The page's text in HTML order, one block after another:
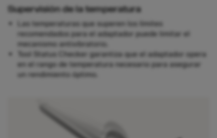
Supervisión de la temperatura
Las temperaturas que superen los límites
recomendados para el adaptador puede limitar el
mecanismo antivibratorio.
Tool Status Checker garantiza que el adaptador opera
en el rango de temperatura necesario para asegurar
un rendimiento óptimo.